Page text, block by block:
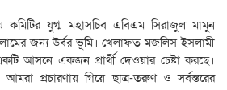
কমিটির যুগ্ম মহাসচিব এবিএম সিরাজুল মামুন
জন্য উর্বর ভূমি। খেলাফত মজলিস ইসলামী
আসনে একজন প্রার্থী দেওয়ার চেষ্টা করছে।
প্রচারণায় গিয়ে ছাত্র-তরুণ ও সর্বস্তরের